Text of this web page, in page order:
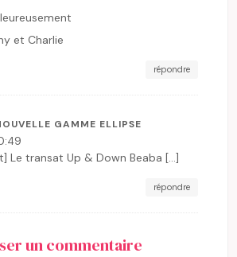
et Charlie
répondre
GAMME ELLIPSE
Le transat Up & Down Beaba […]
répondre
un commentaire